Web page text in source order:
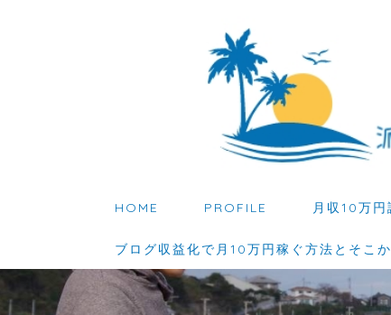
HOME PROFILE 月収10万円
ブログ収益化で月10万円稼ぐ方法とそこ